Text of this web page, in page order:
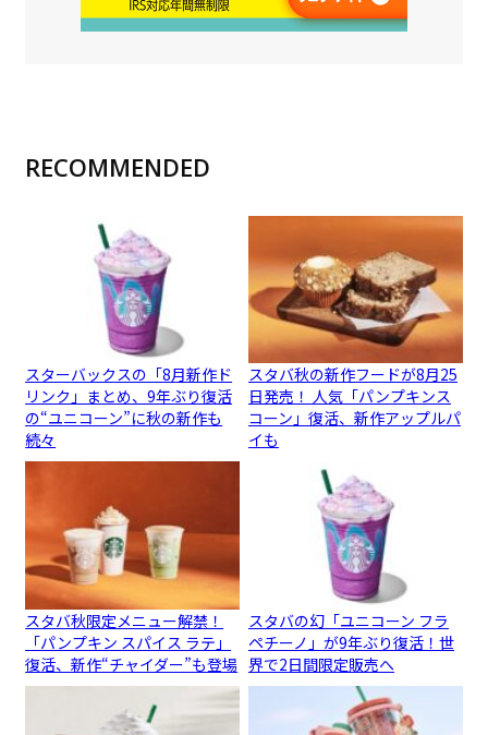
RECOMMENDED
スターバックスの「8月新作ド
リンク」まとめ、9年ぶり復活
の“ユニコーン”に秋の新作も
続々
スタバ秋の新作フードが8月25
日発売！ 人気「パンプキンス
コーン」復活、新作アップルパ
イも
スタバ秋限定メニュー解禁！
「パンプキン スパイス ラテ」
復活、新作“チャイダー”も登場
スタバの幻「ユニコーン フラ
ペチーノ」が9年ぶり復活！世
界で2日間限定販売へ